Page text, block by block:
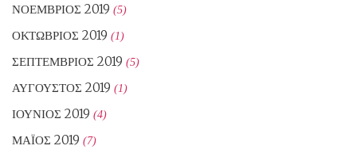
ΝΟΈΜΒΡΙΟΣ 2019 (5)
ΟΚΤΏΒΡΙΟΣ 2019 (1)
ΣΕΠΤΈΜΒΡΙΟΣ 2019 (5)
ΑΎΓΟΥΣΤΟΣ 2019 (1)
ΙΟΎΝΙΟΣ 2019 (4)
ΜΆΙΟΣ 2019 (7)